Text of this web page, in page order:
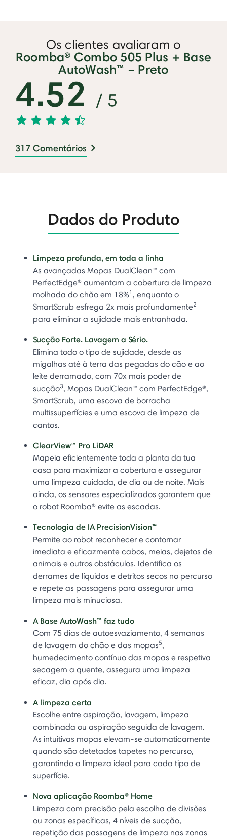
Os clientes avaliaram o
Roomba® Combo 505 Plus + Base
AutoWash™ – Preto
4.52 / 5
317 Comentários
Dados do Produto
Limpeza profunda, em toda a linha
As avançadas Mopas DualClean™ com
PerfectEdge® aumentam a cobertura de limpeza
molhada do chão em 18%1 , enquanto o
SmartScrub esfrega 2x mais profundamente2
para eliminar a sujidade mais entranhada.
Sucção Forte. Lavagem a Sério.
Elimina todo o tipo de sujidade, desde as
migalhas até à terra das pegadas do cão e ao
leite derramado, com 70x mais poder de
sucção3, Mopas DualClean™ com PerfectEdge®,
SmartScrub, uma escova de borracha
multissuperfícies e uma escova de limpeza de
cantos.
ClearView™ Pro LiDAR
Mapeia eficientemente toda a planta da tua
casa para maximizar a cobertura e assegurar
uma limpeza cuidada, de dia ou de noite. Mais
ainda, os sensores especializados garantem que
o robot Roomba® evite as escadas.
Tecnologia de IA PrecisionVision™
Permite ao robot reconhecer e contornar
imediata e eficazmente cabos, meias, dejetos de
animais e outros obstáculos. Identifica os
derrames de líquidos e detritos secos no percurso
e repete as passagens para assegurar uma
limpeza mais minuciosa.
A Base AutoWash™ faz tudo
Com 75 dias de autoesvaziamento, 4 semanas
de lavagem do chão e das mopas5,
humedecimento contínuo das mopas e respetiva
secagem a quente, assegura uma limpeza
eficaz, dia após dia.
A limpeza certa
Escolhe entre aspiração, lavagem, limpeza
combinada ou aspiração seguida de lavagem.
As intuitivas mopas elevam-se automaticamente
quando são detetados tapetes no percurso,
garantindo a limpeza ideal para cada tipo de
superfície.
Nova aplicação Roomba® Home
Limpeza com precisão pela escolha de divisões
ou zonas específicas, 4 níveis de sucção,
repetição das passagens de limpeza nas zonas